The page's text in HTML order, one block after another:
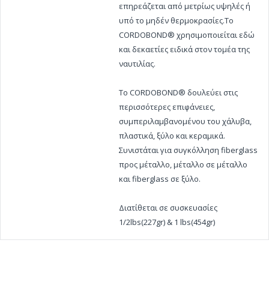
επηρεάζεται από μετρίως υψηλές ή
υπό το μηδέν θερμοκρασίες.Το
CORDOBOND® χρησιμοποιείται εδώ
και δεκαετίες ειδικά στον τομέα της
ναυτιλίας.
Το CORDOBOND® δουλεύει στις
περισσότερες επιφάνειες,
συμπεριλαμβανομένου του χάλυβα,
πλαστικά, ξύλο και κεραμικά.
Συνιστάται για συγκόλληση fiberglass
προς μέταλλο, μέταλλο σε μέταλλο
και fiberglass σε ξύλο.
Διατίθεται σε συσκευασίες
1/2lbs(227gr) & 1 lbs(454gr)